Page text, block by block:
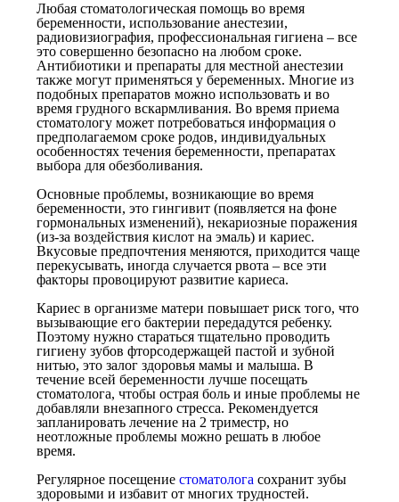
Любая стоматологическая помощь во время
беременности, использование анестезии,
радиовизиография, профессиональная гигиена – все
это совершенно безопасно на любом сроке.
Антибиотики и препараты для местной анестезии
также могут применяться у беременных. Многие из
подобных препаратов можно использовать и во
время грудного вскармливания. Во время приема
стоматологу может потребоваться информация о
предполагаемом сроке родов, индивидуальных
особенностях течения беременности, препаратах
выбора для обезболивания.
Основные проблемы, возникающие во время
беременности, это гингивит (появляется на фоне
гормональных изменений), некариозные поражения
(из-за воздействия кислот на эмаль) и кариес.
Вкусовые предпочтения меняются, приходится чаще
перекусывать, иногда случается рвота – все эти
факторы провоцируют развитие кариеса.
Кариес в организме матери повышает риск того, что
вызывающие его бактерии передадутся ребенку.
Поэтому нужно стараться тщательно проводить
гигиену зубов фторсодержащей пастой и зубной
нитью, это залог здоровья мамы и малыша. В
течение всей беременности лучше посещать
стоматолога, чтобы острая боль и иные проблемы не
добавляли внезапного стресса. Рекомендуется
запланировать лечение на 2 триместр, но
неотложные проблемы можно решать в любое
время.
Регулярное посещение стоматолога сохранит зубы
здоровыми и избавит от многих трудностей.